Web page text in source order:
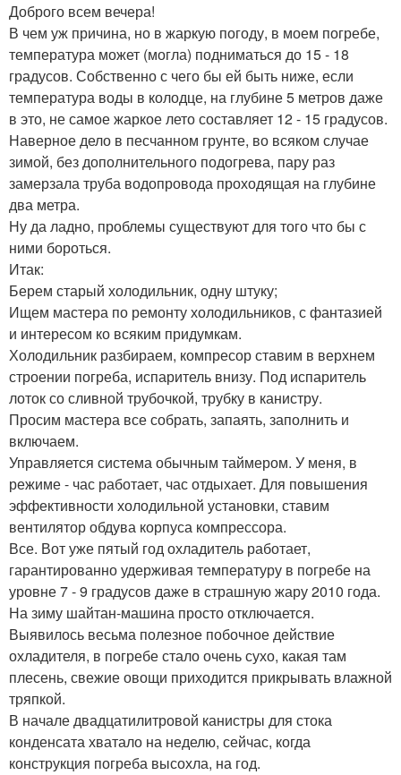
Доброго всем вечера!
В чем уж причина, но в жаркую погоду, в моем погребе,
температура может (могла) подниматься до 15 - 18
градусов. Собственно с чего бы ей быть ниже, если
температура воды в колодце, на глубине 5 метров даже
в это, не самое жаркое лето составляет 12 - 15 градусов.
Наверное дело в песчанном грунте, во всяком случае
зимой, без дополнительного подогрева, пару раз
замерзала труба водопровода проходящая на глубине
два метра.
Ну да ладно, проблемы существуют для того что бы с
ними бороться.
Итак:
Берем старый холодильник, одну штуку;
Ищем мастера по ремонту холодильников, с фантазией
и интересом ко всяким придумкам.
Холодильник разбираем, компресор ставим в верхнем
строении погреба, испаритель внизу. Под испаритель
лоток со сливной трубочкой, трубку в канистру.
Просим мастера все собрать, запаять, заполнить и
включаем.
Управляется система обычным таймером. У меня, в
режиме - час работает, час отдыхает. Для повышения
эффективности холодильной установки, ставим
вентилятор обдува корпуса компрессора.
Все. Вот уже пятый год охладитель работает,
гарантированно удерживая температуру в погребе на
уровне 7 - 9 градусов даже в страшную жару 2010 года.
На зиму шайтан-машина просто отключается.
Выявилось весьма полезное побочное действие
охладителя, в погребе стало очень сухо, какая там
плесень, свежие овощи приходится прикрывать влажной
тряпкой.
В начале двадцатилитровой канистры для стока
конденсата хватало на неделю, сейчас, когда
конструкция погреба высохла, на год.